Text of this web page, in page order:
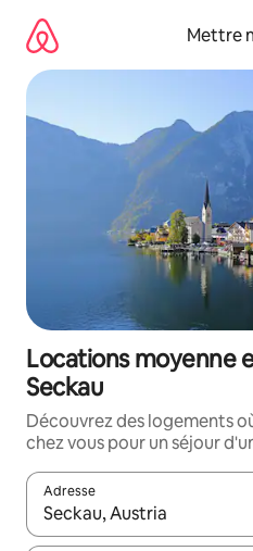
directement
contenu
Mettre
Locations moyenne
Seckau
Découvrez des logements
chez vous pour un séjour
Adresse
Lorsque les résultats